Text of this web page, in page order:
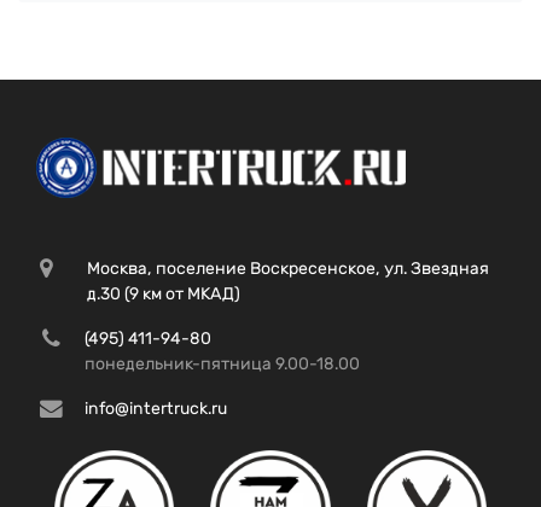
Москва, поселение Воскресенское, ул. Звездная
д.30 (9 км от МКАД)
(495) 411-94-80
понедельник-пятница 9.00-18.00
info@intertruck.ru